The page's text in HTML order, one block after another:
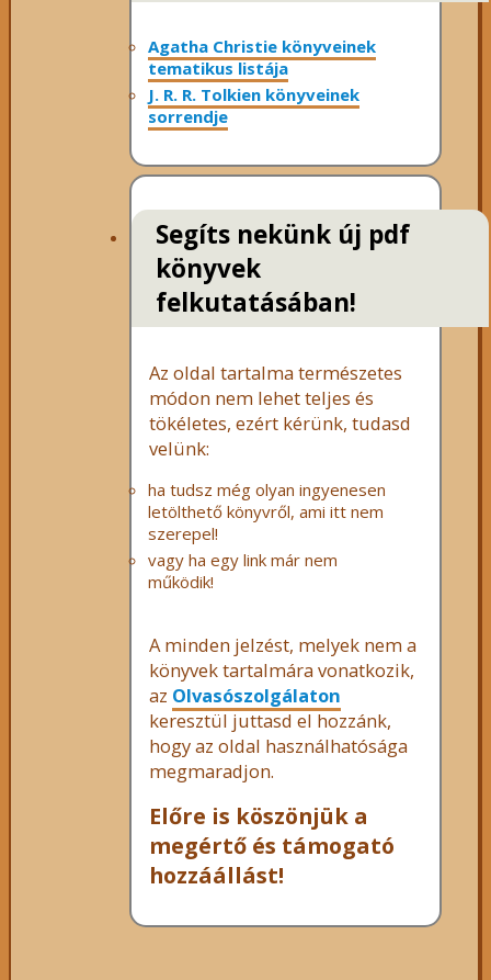
Agatha Christie könyveinek
tematikus listája
J. R. R. Tolkien könyveinek
sorrendje
Segíts nekünk új pdf
könyvek
felkutatásában!
Az oldal tartalma természetes
módon nem lehet teljes és
tökéletes, ezért kérünk, tudasd
velünk:
ha tudsz még olyan ingyenesen
letölthető könyvről, ami itt nem
szerepel!
vagy ha egy link már nem
működik!
A minden jelzést, melyek nem a
könyvek tartalmára vonatkozik,
az Olvasószolgálaton
keresztül juttasd el hozzánk,
hogy az oldal használhatósága
megmaradjon.
Előre is köszönjük a
megértő és támogató
hozzáállást!